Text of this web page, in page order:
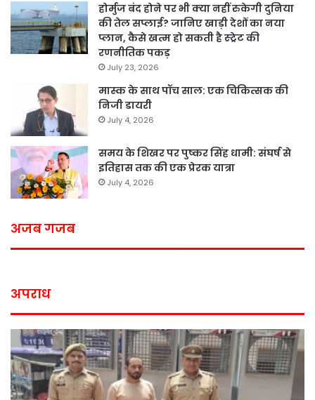
होर्मुज बंद होने पर भी क्या नहीं रुकेगी दुनिया
की तेल सप्लाई? जानिए खाड़ी देशों का नया
प्लान, कैसे खत्म हो सकती है स्ट्रेट की
रणनीतिक पकड़
July 23, 2026
मास्क के साथ पॉच साल: एक चिकित्सक की
निजी डायरी
July 4, 2026
समय के शिखर पर पुष्कर सिंह धामी: संघर्ष से
इतिहास तक की एक प्रेरक यात्रा
July 4, 2026
अजब गजब
अपराध